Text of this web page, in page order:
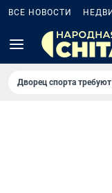
ВСЕ НОВОСТИ
Дворец спорта